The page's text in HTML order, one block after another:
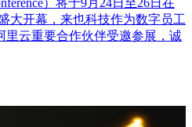
）将于9月24日至26日在
大开幕，来也科技作为数字员工
里云重要合作伙伴受邀参展，诚